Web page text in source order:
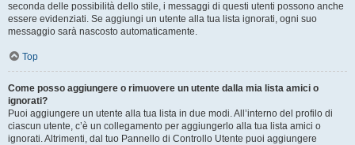
seconda delle possibilità dello stile, i messaggi di questi utenti possono anche
essere evidenziati. Se aggiungi un utente alla tua lista ignorati, ogni suo
messaggio sarà nascosto automaticamente.
Top
Come posso aggiungere o rimuovere un utente dalla mia lista amici o
ignorati?
Puoi aggiungere un utente alla tua lista in due modi. All’interno del profilo di
ciascun utente, c’è un collegamento per aggiungerlo alla tua lista amici o
ignorati. Altrimenti, dal tuo Pannello di Controllo Utente puoi aggiungere